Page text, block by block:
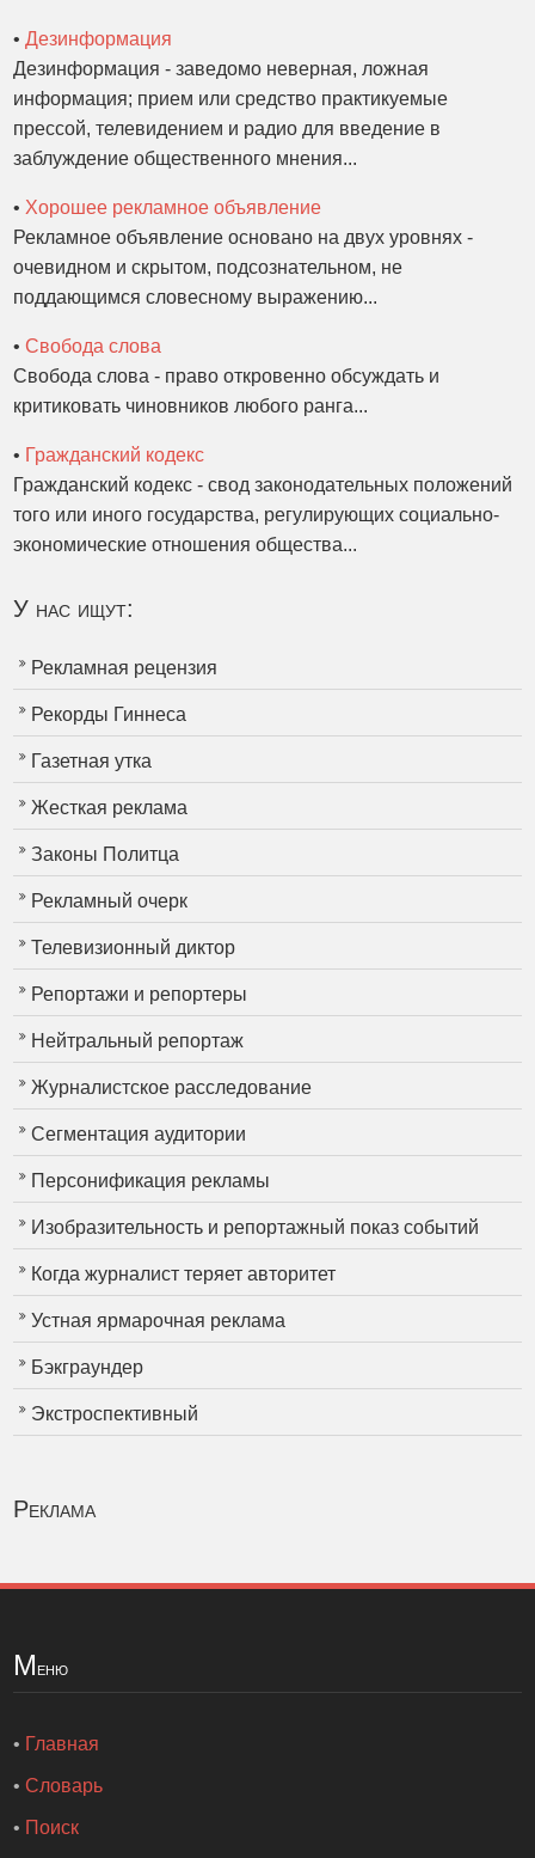
•Дезинформация
Дезинформация - заведомо неверная, ложная
информация; прием или средство практикуемые
прессой, телевидением и радио для введение в
заблуждение общественного мнения...
• Хорошее рекламное объявление
Рекламное объявление основано на двух уровнях -
очевидном и скрытом, подсознательном, не
поддающимся словесному выражению...
•Свобода слова
Свобода слова - право откровенно обсуждать и
критиковать чиновников любого ранга...
• Гражданский кодекс
Гражданский кодекс - свод законодательных положений
того или иного государства, регулирующих социально-
экономические отношения общества...
У нас ищут:
Рекламная рецензия
Рекорды Гиннеса
Газетная утка
Жесткая реклама
Законы Политца
Рекламный очерк
Телевизионный диктор
Репортажи и репортеры
Нейтральный репортаж
Журналистское расследование
Сегментация аудитории
Персонификация рекламы
Изобразительность и репортажный показ событий
Когда журналист теряет авторитет
Устная ярмарочная реклама
Бэкграундер
Экстроспективный
Реклама
Меню
• Главная
•Словарь
• Поиск